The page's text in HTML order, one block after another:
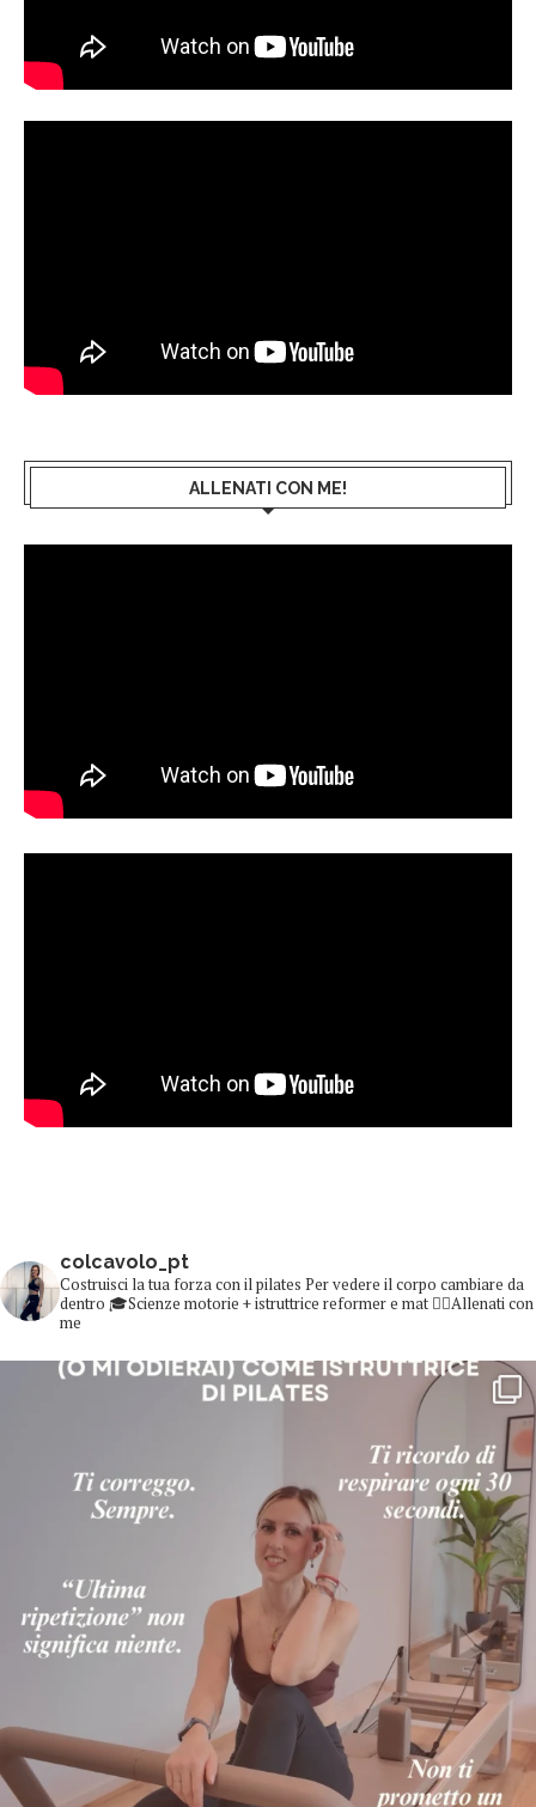
ALLENATI CON ME!
colcavolo_pt
Costruisci la tua forza con il pilates Per vedere il corpo cambiare da
dentro 🎓Scienze motorie + istruttrice reformer e mat 👇🏻Allenati con
me